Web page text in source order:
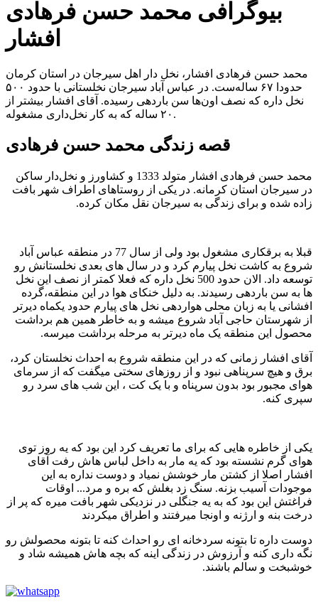
بیوگرافی محمد حسن فرهادی
افشار
محمد حسن فرهادی افشار، نخل دار اهل سیرجان در استان کرمان
حدودا ۶۷ ساله‌ست. در عباس آباد سیرجان نخلستانی با حدود ۵۰۰
نخل داره که نصف اون‌ها سن باردهی رسیده. آقای افشار بیشتر از
۲۰ ساله که به کار نخل‌داری مشغوله.
قصه زندگی محمد حسن فرهادی
محمد حسن فرهادی افشار متولد 1333 و کشاورز و نخل‌دار ساکن
در سیرجان استان کرمانه. در یکی از روستاهای اطراف شهر بافت
زاده شده و برای زندگی به سیرجان نقل مکان کرده.
قبلا به برقکاری مشغول بود ولی از سال 77 در منطقه عباس آباد
شروع به کاشت نخل پیارم کرد و در سال های بعدی نخلستانش رو
توسعه داد. الان حدود 500 نخل داره که فعلا کمتر از نصف این نخل
ها به سن باردهی رسیدند. به دلیل خنکای هوا در این منطقه،گرده
افشانی یا به زبان محلی هواردهی نخل های پیارم حدود یکماه دیرتر
از شهرستان حاجی آباد شروع میشه و به خاطر همین هم برداشت
محصول این منطقه یک ماه دیرتر به مرحله برداشت میرسه.
آقای افشار زمانی که در این منطقه شروع به احداث نخلستان کرد،
برق و هیچ سرپناهی نبود و از روزهای سختی میگفت که از سرمای
هوای مجبور بود بدون سرپناه و با یک کت ، این شب های سرد رو
سپری کنه.
یکی از خاطره هایی که برای ما تعریف کرد این بود که یه روز توی
هوای گرم نشسته بود که یه مار به داخل لباس هاش رفت آقای
افشار اصلا از کشتن مار خوشش نمیاد و دوست نداره به این
موجودات آسیب بزنه. سنگ زد بغلش که بره و مرد... اوقات
فراغتش این بود که به یه جنگلی در نزدیکی شهر بافت میره که پر از
درخت بنه و ارژنه و اونجا میرفتند و اطراق میکردند
دوست داره تا بتونه سردخانه ای رو احداث کنه تا بتونه محصولش رو
نگه داری کنه و آرزوش در زندگی اینه که بچه هاش همیشه شاد و
خوشبخت و سالم باشند.